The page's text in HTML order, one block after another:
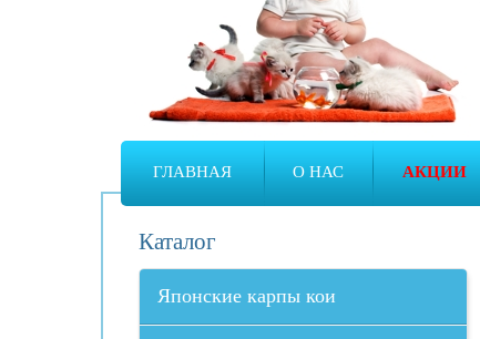
ГЛАВНАЯ О НАС АКЦИИ
Каталог
Японские карпы кои